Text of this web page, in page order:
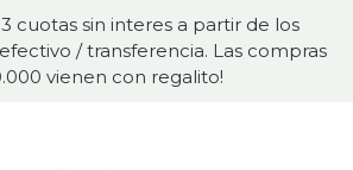
cuotas sin interes a partir de los
/ transferencia. Las compras
vienen con regalito!